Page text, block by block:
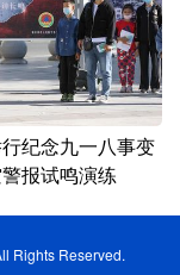
纪念九一八事变
报试鸣演练
Rights Reserved.